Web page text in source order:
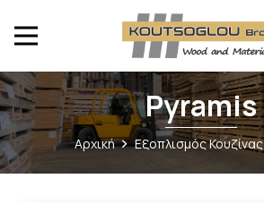
Pyramis
Αρχική Εξοπλισμός Κουζίνας